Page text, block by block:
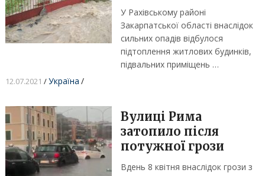
У Рахівському районі
Закарпатської області внаслідок
сильних опадів відбулося
підтоплення житлових будинків,
підвальних приміщень …
12.07.2021 /Україна /
Вулиці Рима
затопило після
потужної грози
Вдень 8 квітня внаслідок грози з